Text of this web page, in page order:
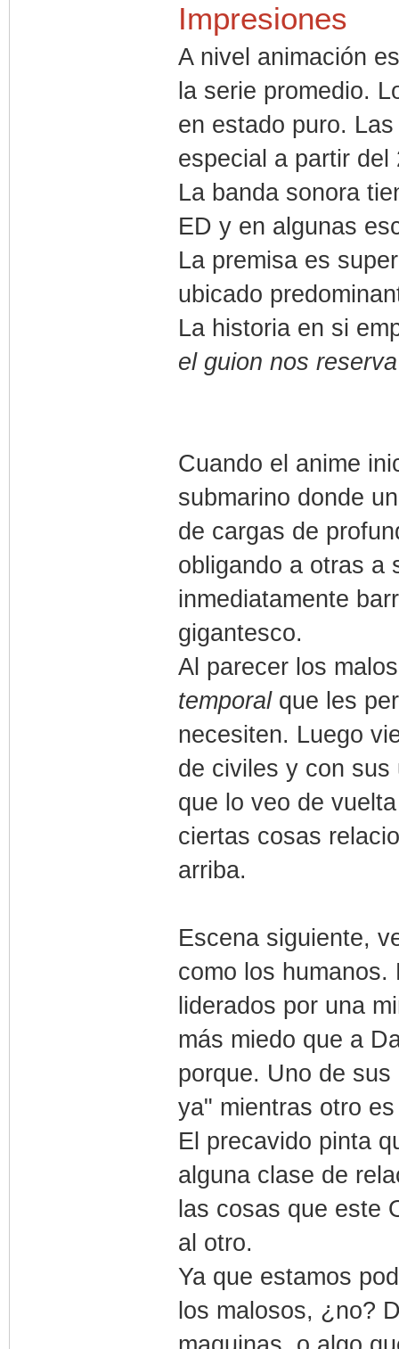
Impresiones
A nivel animación
la serie promedio.
en estado puro.
especial a partir del
La banda sonora
ED y en algunas
La premisa es
ubicado
La historia en si
el guion nos
Cuando el anime
submarino donde
de cargas de
obligando a otras a
inmediatamente
gigantesco.
Al parecer los
temporalque les
necesiten. Luego
de civiles y con sus
que lo veo de
ciertas cosas
arriba.
Escena siguiente,
como los
liderados por una
más miedo que a
porque. Uno de
ya" mientras otro
El precavido pinta
alguna clase de
las cosas que este
al otro.
Ya que estamos
los malosos, ¿no?